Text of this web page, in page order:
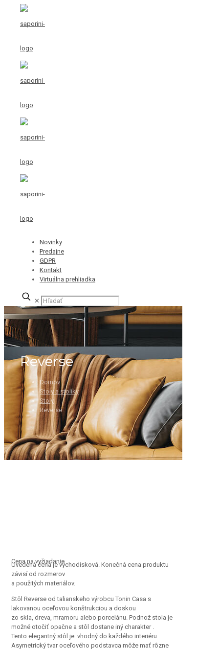
Novinky
Predajne
GDPR
Kontakt
Virtuálna prehliadka
✕
Reverse
Domov
Stoly a stolíky
Stoly
Reverse
Cena na vyžiadanie
Uvedená cena je východisková. Konečná cena produktu
závisí od rozmerov
a použitých materiálov.
Stôl Reverse od talianskeho výrobcu Tonin Casa s
lakovanou oceľovou konštrukciou a doskou
zo skla, dreva, mramoru alebo porcelánu. Podnož stola je
možné otočiť opačne a stôl dostane iný charakter .
Tento elegantný stôl je vhodný do každého interiéru.
Asymetrický tvar oceľového podstavca môže mať rôzne